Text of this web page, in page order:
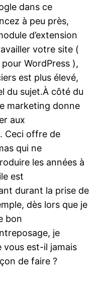
dans ce
à peu près,
d’extension
votre site (
WordPress ),
est plus élevé,
du sujet.À côté du
marketing donne
aux
Ceci offre de
qui ne
les années à
est
durant la prise de
dès lors que je
bon
je
vous est-il jamais
de faire ?